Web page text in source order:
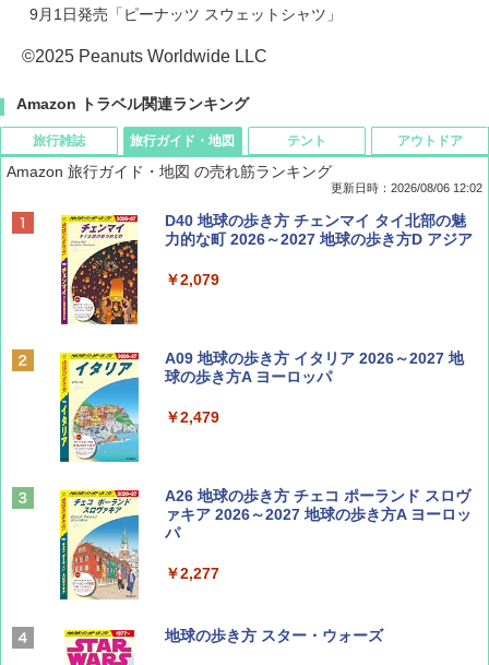
9月1日発売「ピーナッツ スウェットシャツ」
©2025 Peanuts Worldwide LLC
Amazon トラベル関連ランキング
旅行雑誌
ディズニーファン ２０２６年 ９月号 [雑
誌] (ＤＩＳＮＥＹ ＦＡＮ)
￥713
Coyote No.89 特集 星野道夫 夢見る旅
山と溪谷 2026年8月号「南アルプス大全」
￥1,540
AIRLINE（エアライン）2026年9月号【特
旅行ガイド・地図
Amazon 旅行ガイド・地図 の売れ筋ランキング
更新日時：2026/08/06 12:02
D40 地球の歩き方 チェンマイ タイ北部の魅
力的な町 2026～2027 地球の歩き方D アジア
￥2,079
A09 地球の歩き方 イタリア 2026～2027 地
球の歩き方A ヨーロッパ
￥2,479
A26 地球の歩き方 チェコ ポーランド スロヴ
ァキア 2026～2027 地球の歩き方A ヨーロッ
パ
￥2,277
地球の歩き方 スター・ウォーズ
テント アウトドア